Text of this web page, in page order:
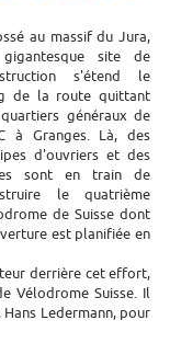
au massif du Jura,
site de
s'étend le
de la route quittant
généraux de
à Granges. Là, des
d'ouvriers et des
sont en train de
le quatrième
de Suisse dont
est planifiée en
derrière cet effort,
Vélodrome Suisse. Il
Ledermann, pour